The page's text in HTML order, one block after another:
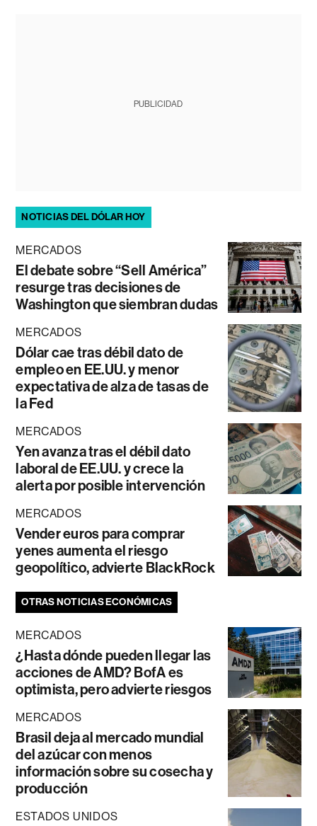
PUBLICIDAD
NOTICIAS DEL DÓLAR HOY
MERCADOS
El debate sobre “Sell América”
resurge tras decisiones de
Washington que siembran dudas
MERCADOS
Dólar cae tras débil dato de
empleo en EE.UU. y menor
expectativa de alza de tasas de
la Fed
MERCADOS
Yen avanza tras el débil dato
laboral de EE.UU. y crece la
alerta por posible intervención
MERCADOS
Vender euros para comprar
yenes aumenta el riesgo
geopolítico, advierte BlackRock
OTRAS NOTICIAS ECONÓMICAS
MERCADOS
¿Hasta dónde pueden llegar las
acciones de AMD? BofA es
optimista, pero advierte riesgos
MERCADOS
Brasil deja al mercado mundial
del azúcar con menos
información sobre su cosecha y
producción
ESTADOS UNIDOS